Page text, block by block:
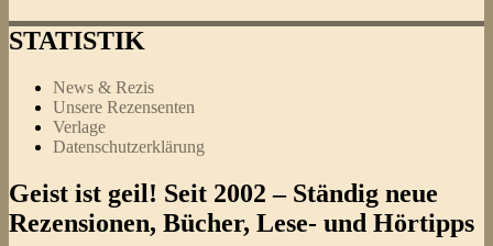
STATISTIK
News & Rezis
Unsere Rezensenten
Verlage
Datenschutzerklärung
Geist ist geil! Seit 2002 – Ständig neue
Rezensionen, Bücher, Lese- und Hörtipps